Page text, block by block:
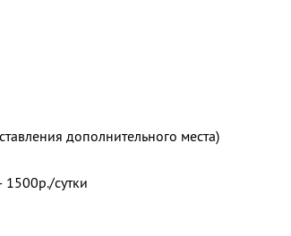
дополнительного места)
1500р./сутки